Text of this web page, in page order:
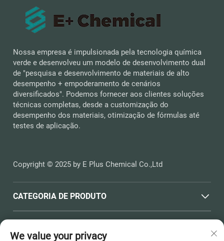
Nossa empresa é impulsionada pela tecnologia química
verde e desenvolveu um modelo de desenvolvimento dual
de "pesquisa e desenvolvimento de materiais de alto
desempenho + empoderamento de cenários
diversificados". Podemos fornecer aos clientes soluções
técnicas completas, desde a customização do
desempenho dos materiais, otimização de fórmulas até
testes de aplicação.
Copyright © 2025 by E Plus Chemical Co.,Ltd
CATEGORIA DE PRODUTO
We value your privacy